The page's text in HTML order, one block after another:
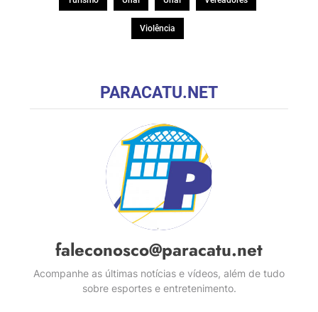
Violência
PARACATU.NET
faleconosco@paracatu.net
Acompanhe as últimas notícias e vídeos, além de tudo
sobre esportes e entretenimento.